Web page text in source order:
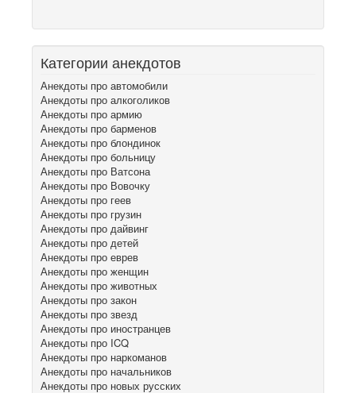
Категории анекдотов
Анекдоты про автомобили
Анекдоты про алкоголиков
Анекдоты про армию
Анекдоты про барменов
Анекдоты про блондинок
Анекдоты про больницу
Анекдоты про Ватсона
Анекдоты про Вовочку
Анекдоты про геев
Анекдоты про грузин
Анекдоты про дайвинг
Анекдоты про детей
Анекдоты про еврев
Анекдоты про женщин
Анекдоты про животных
Анекдоты про закон
Анекдоты про звезд
Анекдоты про иностранцев
Анекдоты про ICQ
Анекдоты про наркоманов
Анекдоты про начальников
Анекдоты про новых русских